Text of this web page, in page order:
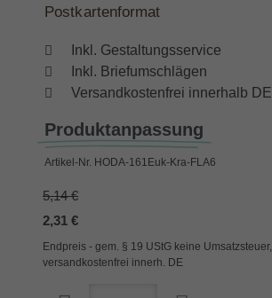
Postkartenformat
Inkl. Gestaltungsservice
Inkl. Briefumschlägen
Versandkostenfrei innerhalb DE
Produktanpassung
Artikel-Nr. HODA-161Euk-Kra-FLA6
5,14 €
2,31 €
Endpreis - gem. § 19 UStG keine Umsatzsteuer,
versandkostenfrei innerh. DE